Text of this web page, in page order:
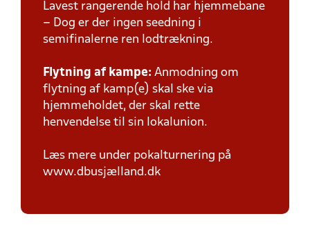
Lavest rangerende hold har hjemmebane
– Dog er der ingen seedning i
semifinalerne ren lodtrækning.
Flytning af kampe: Anmodning om
flytning af kamp(e) skal ske via
hjemmeholdet, der skal rette
henvendelse til sin lokalunion.
Læs mere under pokalturnering på
www.dbusjælland.dk